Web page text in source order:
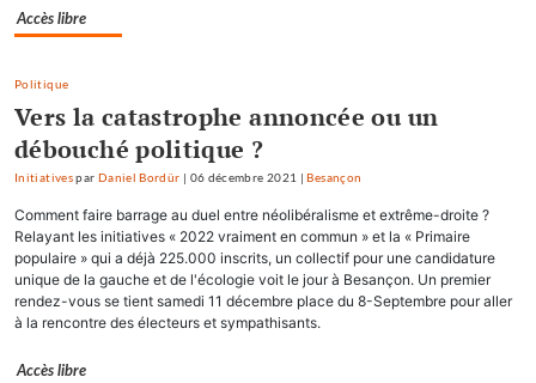
Accès libre
Politique
Vers la catastrophe annoncée ou un
débouché politique ?
Initiativespar Daniel Bordür | 06 décembre 2021 |Besançon
Comment faire barrage au duel entre néolibéralisme et extrême-droite ?
Relayant les initiatives « 2022 vraiment en commun » et la « Primaire
populaire » qui a déjà 225.000 inscrits, un collectif pour une candidature
unique de la gauche et de l'écologie voit le jour à Besançon. Un premier
rendez-vous se tient samedi 11 décembre place du 8-Septembre pour aller
à la rencontre des électeurs et sympathisants.
Accès libre